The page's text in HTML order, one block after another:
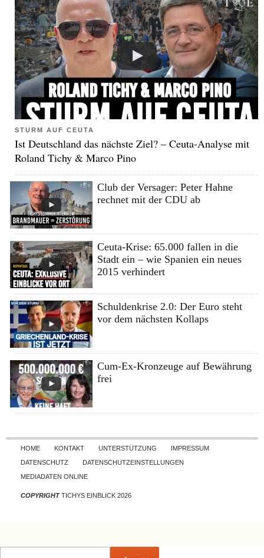
STURM AUF CEUTA
Ist Deutschland das nächste Ziel? – Ceuta-Analyse mit
Roland Tichy & Marco Pino
Club der Versager: Peter Hahne
rechnet mit der CDU ab
Ceuta-Krise: 65.000 fallen in die
Stadt ein – wie Spanien ein neues
2015 verhindert
Schuldenkrise 2.0: Der Euro steht
vor dem nächsten Kollaps
Cum-Ex-Kronzeuge auf Bewährung
frei
Skip to content
HOME KONTAKT UNTERSTÜTZUNG
IMPRESSUM
DATENSCHUTZ
DATENSCHUTZEINSTELLUNGEN
MEDIADATEN ONLINE
COPYRIGHTTICHYS EINBLICK 2026